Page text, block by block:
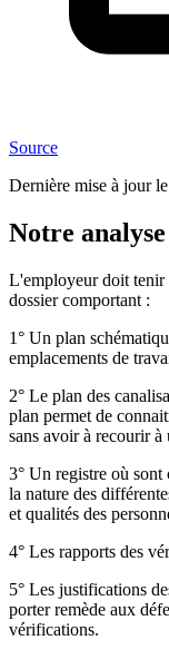
Source
Dernière mise à jour le
Notre
L'employeur doit tenir
dossier comportant :
1° Un plan
emplacements de
2° Le plan des
plan permet de
sans avoir à recourir
3° Un registre où sont
la nature des
et qualités des
4° Les rapports des
5° Les justifications
porter remède aux
vérifications.